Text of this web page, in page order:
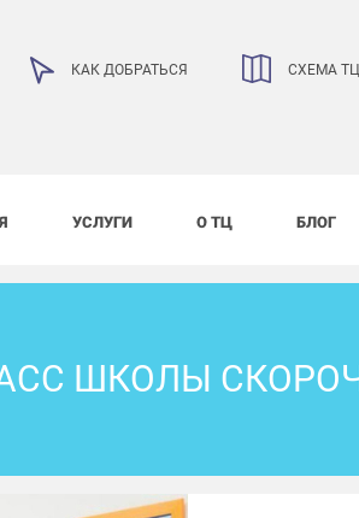
КАК ДОБРАТЬСЯ СХЕМА ТЦ
УСЛУГИ О ТЦ БЛОГ
ШКОЛЫ